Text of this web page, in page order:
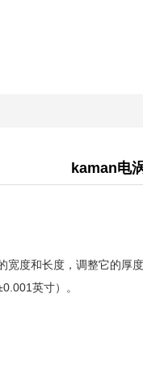
kaman电
度和长度，调整它的厚
英寸）。